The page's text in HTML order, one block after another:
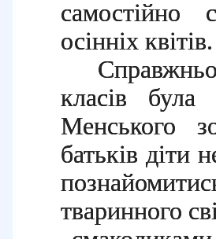
самостійно
осінніх квітів.
класів була
Менського
батьків діти
тваринного